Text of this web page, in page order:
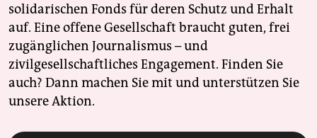
solidarischen Fonds für deren Schutz und Erhalt
auf. Eine offene Gesellschaft braucht guten, frei
zugänglichen Journalismus – und
zivilgesellschaftliches Engagement. Finden Sie
auch? Dann machen Sie mit und unterstützen Sie
unsere Aktion.